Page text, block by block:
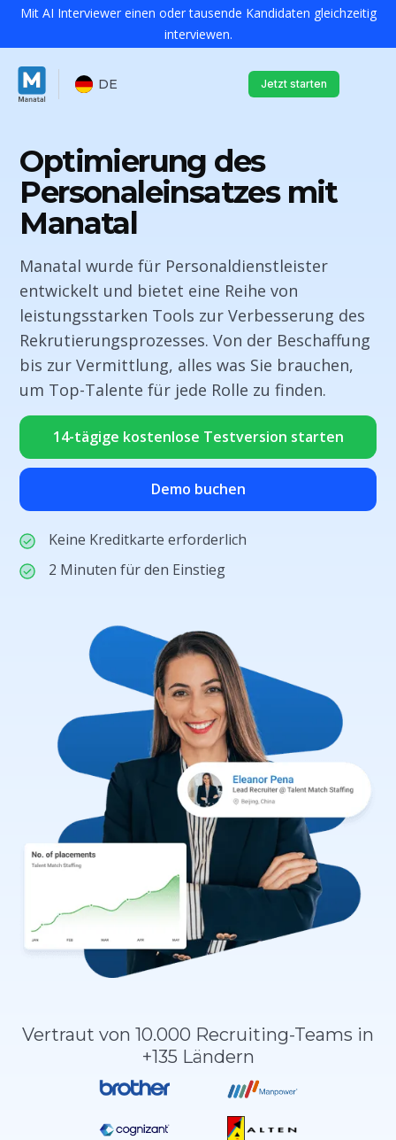
Mit AI Interviewer einen oder tausende Kandidaten gleichzeitig
interviewen.
DE Jetzt starten
Optimierung des
Personaleinsatzes mit
Manatal
Manatal wurde für Personaldienstleister
entwickelt und bietet eine Reihe von
leistungsstarken Tools zur Verbesserung des
Rekrutierungsprozesses. Von der Beschaffung
bis zur Vermittlung, alles was Sie brauchen,
um Top-Talente für jede Rolle zu finden.
14-tägige kostenlose Testversion starten
Demo buchen
Keine Kreditkarte erforderlich
2 Minuten für den Einstieg
Vertraut von 10.000 Recruiting-Teams in
+135 Ländern